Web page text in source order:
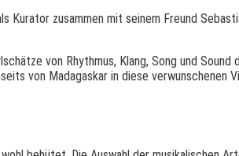
Kurator zusammen mit seinem Freund
von Rhythmus, Klang, Song und
von Madagaskar in diese verwunschenen